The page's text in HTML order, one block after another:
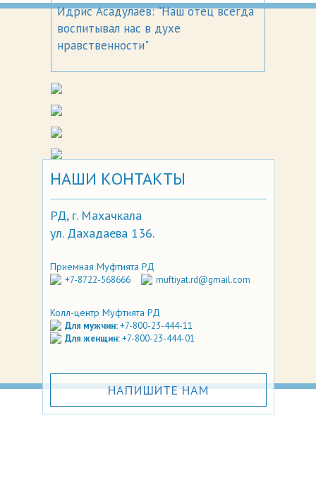
Идрис Асадулаев: "Наш отец всегда
воспитывал нас в духе
нравственности"
НАШИ КОНТАКТЫ
РД, г. Махачкала
ул. Дахадаева 136.
Приемная Муфтията РД
+7-8722-568666 muftiyat.rd@gmail.com
Колл-центр Муфтията РД
Для мужчин:+7-800-23-444-11
Для женщин:+7-800-23-444-01
НАПИШИТЕ НАМ